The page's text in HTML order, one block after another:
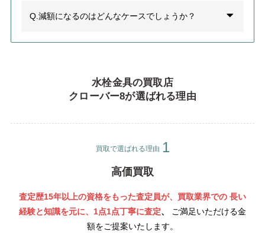
Q.減額になるのはどんなケースでしょうか？
水栓金具の買取店
クローバー8が選ばれる理由
買取で選ばれる理由
高価買取
査定歴15年以上の資格をもった査定員が、買取業界での 長い
経験と知識を元に、1点1点丁寧に査定、
ご満足いただける金
額をご提案いたします。